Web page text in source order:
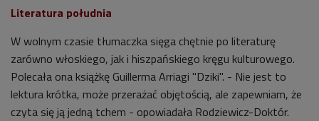
Literatura południa
W wolnym czasie tłumaczka sięga chętnie po literaturę
zarówno włoskiego, jak i hiszpańskiego kręgu kulturowego.
Polecała ona książkę Guillerma Arriagi "Dziki". - Nie jest to
lektura krótka, może przerażać objętością, ale zapewniam, że
czyta się ją jedną tchem - opowiadała Rodziewicz-Doktór.